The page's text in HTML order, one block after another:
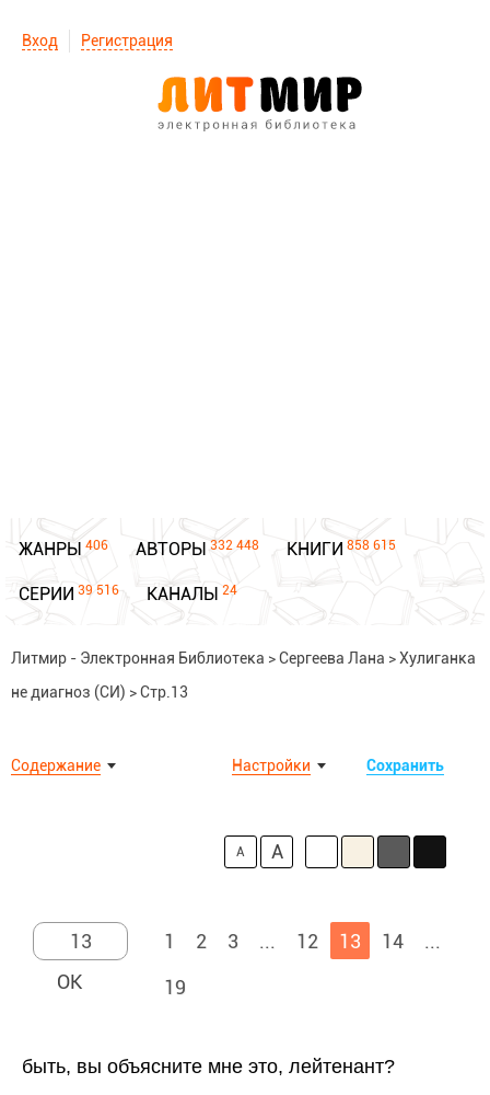
Вход Регистрация
ЖАНРЫ 406 АВТОРЫ 332 448 КНИГИ 858 615
СЕРИИ 39 516 КАНАЛЫ 24
Литмир - Электронная Библиотека >Сергеева Лана >Хулиганка
не диагноз (СИ) >Стр.13
Содержание Сохранить
Настройки
A A
1 2 3 ... 12 13 14
...
19
быть, вы объясните мне это, лейтенант?